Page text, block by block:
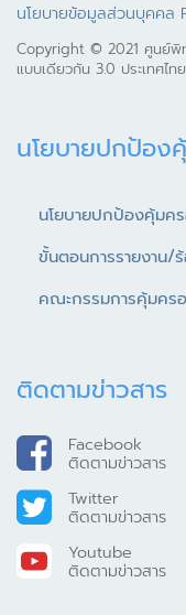
นโยบายข้อมูลส่วนบุคคล
Copyright © 2021 ศูนย์พิ
แบบเดียวกัน 3.0 ประเทศไทย
นโยบายปกป้อง
นโยบายปกป้องคุ้มค
ขั้นตอนการรายงาน/
คณะกรรมการคุ้มคร
ติดตามข่าวสาร
Facebook
ติดตามข่าวสาร
Twitter
ติดตามข่าวสาร
Youtube
ติดตามข่าวสาร